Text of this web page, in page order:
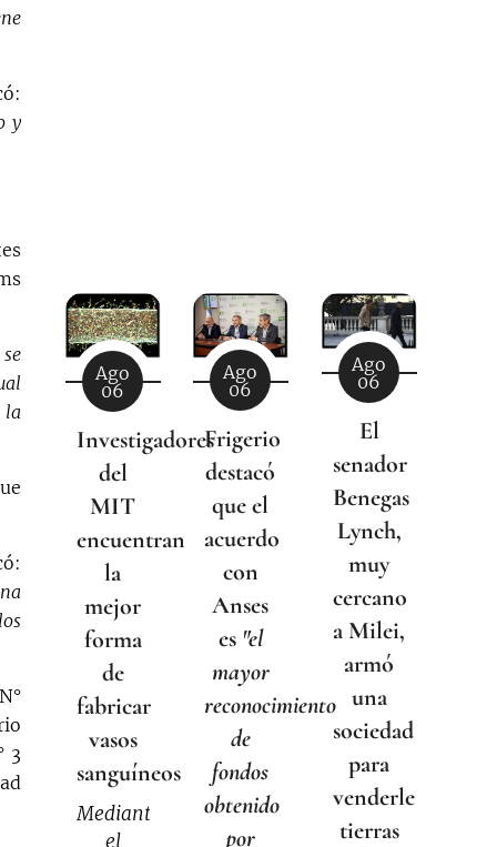
y
la
3
Ago
06
Investigadores
del
MIT
encuentran
la
mejor
forma
de
fabricar
vasos
sanguíneos
Mediante
el
Ago
06
Frigerio
destacó
que el
acuerdo
con
Anses
es "el
mayor
reconocimiento
de
fondos
obtenido
por
Ago
06
El
senador
Benegas
Lynch,
muy
cercano
a Milei,
armó
una
sociedad
para
venderle
tierras